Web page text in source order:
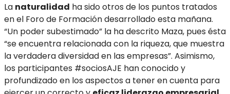
La naturalidad ha sido otros de los puntos tratados
en el Foro de Formación desarrollado esta mañana.
“Un poder subestimado” la ha descrito Maza, pues ésta
“se encuentra relacionada con la riqueza, que muestra
la verdadera diversidad en las empresas”. Asimismo,
los participantes #sociosAJE han conocido y
profundizado en los aspectos a tener en cuenta para